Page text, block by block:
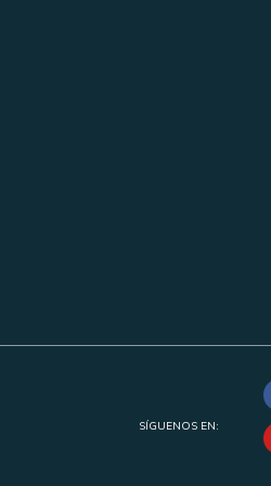
SÍGUENOS EN: